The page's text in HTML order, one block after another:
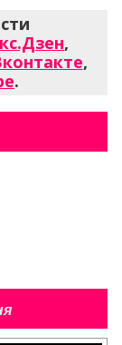
,
,
.